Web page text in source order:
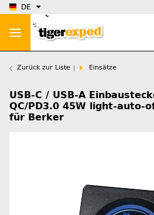
DE
Zurück zur Liste Einsätze
USB-C / USB-A
QC/PD3.0 45W light-auto-
für Berker